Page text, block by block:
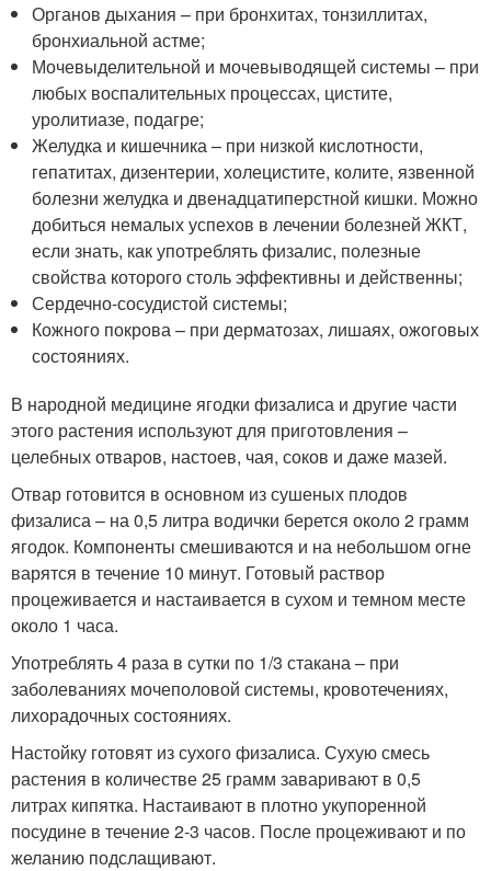
Органов дыхания – при бронхитах, тонзиллитах,
бронхиальной астме;
Мочевыделительной и мочевыводящей системы – при
любых воспалительных процессах, цистите,
уролитиазе, подагре;
Желудка и кишечника – при низкой кислотности,
гепатитах, дизентерии, холецистите, колите, язвенной
болезни желудка и двенадцатиперстной кишки. Можно
добиться немалых успехов в лечении болезней ЖКТ,
если знать, как употреблять физалис, полезные
свойства которого столь эффективны и действенны;
Сердечно-сосудистой системы;
Кожного покрова – при дерматозах, лишаях, ожоговых
состояниях.
В народной медицине ягодки физалиса и другие части
этого растения используют для приготовления –
целебных отваров, настоев, чая, соков и даже мазей.
Отвар готовится в основном из сушеных плодов
физалиса – на 0,5 литра водички берется около 2 грамм
ягодок. Компоненты смешиваются и на небольшом огне
варятся в течение 10 минут. Готовый раствор
процеживается и настаивается в сухом и темном месте
около 1 часа.
Употреблять 4 раза в сутки по 1/3 стакана – при
заболеваниях мочеполовой системы, кровотечениях,
лихорадочных состояниях.
Настойку готовят из сухого физалиса. Сухую смесь
растения в количестве 25 грамм заваривают в 0,5
литрах кипятка. Настаивают в плотно укупоренной
посудине в течение 2-3 часов. После процеживают и по
желанию подслащивают.